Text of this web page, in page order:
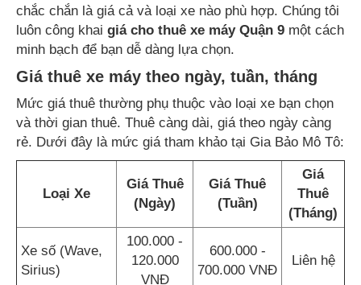
chắc chắn là giá cả và loại xe nào phù hợp. Chúng tôi
luôn công khai giá cho thuê xe máy Quận 9 một cách
minh bạch để bạn dễ dàng lựa chọn.
Giá thuê xe máy theo ngày, tuần, tháng
Mức giá thuê thường phụ thuộc vào loại xe bạn chọn
và thời gian thuê. Thuê càng dài, giá theo ngày càng
rẻ. Dưới đây là mức giá tham khảo tại Gia Bảo Mô Tô:
Loại Xe
Giá Thuê
(Ngày)
Giá Thuê
(Tuần)
Giá
Thuê
(Tháng)
Xe số (Wave,
Sirius)
100.000 -
120.000
VNĐ
600.000 -
700.000 VNĐ
Liên hệ